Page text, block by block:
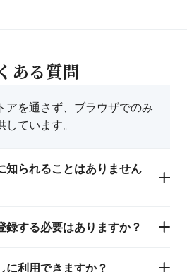
ある質問
アを通さず、ブラウザでのみ
しています。
知られることはありません
録する必要はありますか？
に利用できますか？